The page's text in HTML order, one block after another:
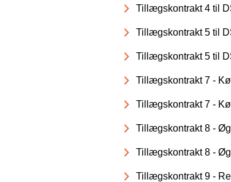
Tillægskontrakt 4 til
Tillægskontrakt 5 til
Tillægskontrakt 5 til
Tillægskontrakt 7 -
Tillægskontrakt 7 -
Tillægskontrakt 8 -
Tillægskontrakt 8 -
Tillægskontrakt 9 -